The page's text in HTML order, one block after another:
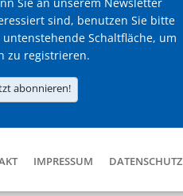
sind, benutzen Sie bitte
Schaltfläche, um
zu registrieren.
abonnieren!
IMPRESSUM DATENSCHUTZ